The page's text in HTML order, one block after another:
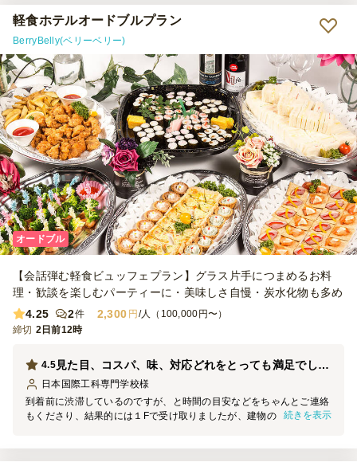
軽食ホテルオードブルプラン
BerryBelly(ベリーベリー)
オードブル
【会話弾む軽食ビュッフェプラン】グラス片手につまめるお料
理・歓談を楽しむパーティーに・美味しさ自慢・炭水化物も多め
4.25
2件 2,300 円/人（100,000円〜）
締切 2日前12時
見た目、コスパ、味、対応どれをとっても満足でした。
4.5
日本国際工科専門学校様
到着前に渋滞しているのですが、と時間の目安などをちゃんとご連絡
もくださり、結果的には１Fで受け取りましたが、建物の３Fまで運ん
続きを表示